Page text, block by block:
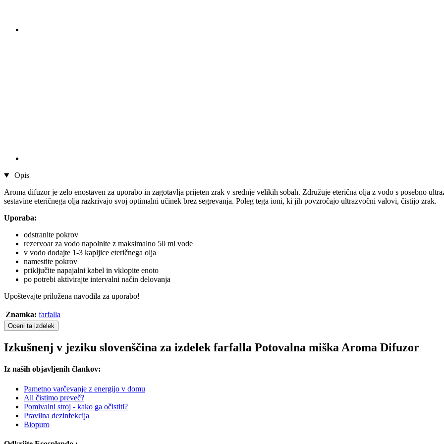
Opis
Aroma difuzor je zelo enostaven za uporabo in zagotavlja prijeten zrak v srednje velikih sobah. Združuje eterična olja z vodo s posebno
sestavine eteričnega olja razkrivajo svoj optimalni učinek brez segrevanja. Poleg tega ioni, ki jih povzročajo ultrazvočni valovi, čistijo zrak.
Uporaba:
odstranite pokrov
rezervoar za vodo napolnite z maksimalno 50 ml vode
v vodo dodajte 1-3 kapljice eteričnega olja
namestite pokrov
priključite napajalni kabel in vklopite enoto
po potrebi aktivirajte intervalni način delovanja
Upoštevajte priložena navodila za uporabo!
Znamka: farfalla
Oceni ta izdelek
Izkušnenj v jeziku slovenščina za izdelek farfalla Potovalna miška Aroma Difuzor
Iz naših objavljenih člankov:
Pametno varčevanje z energijo v domu
Ali čistimo preveč?
Pomivalni stroj - kako ga očistiti?
Pravilna dezinfekcija
Biopuro